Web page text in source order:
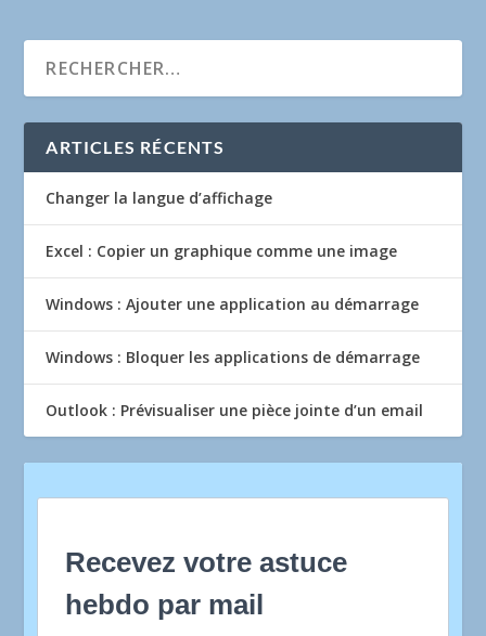
ARTICLES RÉCENTS
Changer la langue d’affichage
Excel : Copier un graphique comme une image
Windows : Ajouter une application au démarrage
Windows : Bloquer les applications de démarrage
Outlook : Prévisualiser une pièce jointe d’un email
Recevez votre astuce
hebdo par mail